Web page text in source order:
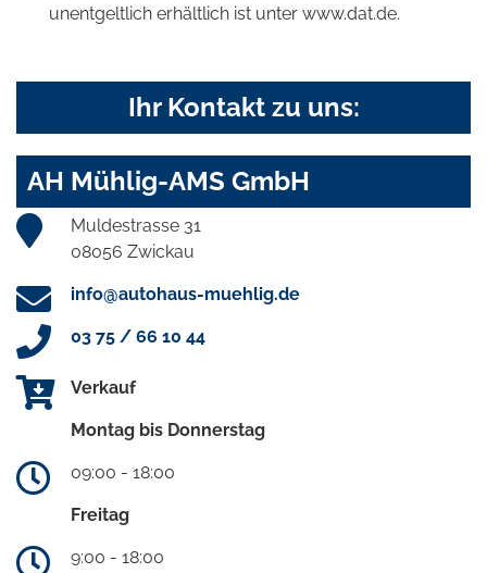
unentgeltlich erhältlich ist unter www.dat.de.
Ihr Kontakt zu uns:
AH Mühlig-AMS GmbH
Muldestrasse 31
08056 Zwickau
info@autohaus-muehlig.de
03 75 / 66 10 44
Verkauf
Montag bis Donnerstag
09:00 - 18:00
Freitag
9:00 - 18:00